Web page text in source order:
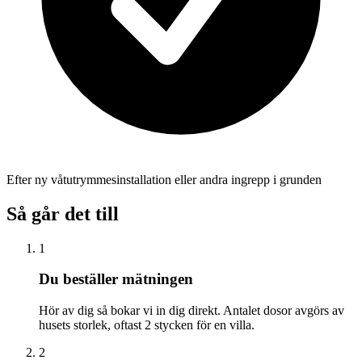
Efter ny våtutrymmesinstallation eller andra ingrepp i grunden
Så går det till
1
Du beställer mätningen
Hör av dig så bokar vi in dig direkt. Antalet dosor avgörs av
husets storlek, oftast 2 stycken för en villa.
2